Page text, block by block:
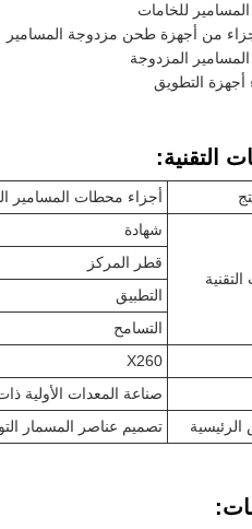
للخامات
من أجهزة طحن مزدوجة المسامير
المزدوجة
أجهزة التطويق
التقنية:
أجزاء محطات المسامير
شهادة
قطر المركز
التطبيق
التسامح
X260
صناعة المعدات الأولية
تصميم عناصر المسمار